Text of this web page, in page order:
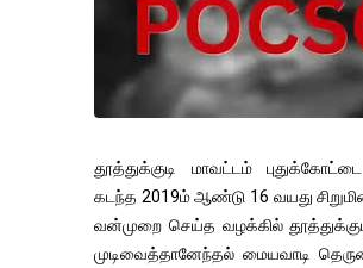
தூத்துக்குடி மாவட்டம் புதுக்கோட்டை
கடந்த 2019ம் ஆண்டு 16 வயது
வன்முறை செய்த வழக்கில்
முடிவைத்தானேந்தல் மையவாடி